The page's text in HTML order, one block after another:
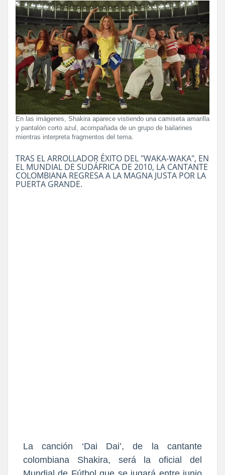
En las imágenes, Shakira aparece vistiendo una camiseta amarilla
y pantalón corto azul, acompañada de un grupo de bailarines
mientras interpreta fragmentos del tema.
TRAS EL ARROLLADOR ÉXITO DEL "WAKA-WAKA", EN
EL MUNDIAL DE SUDÁFRICA DE 2010, LA CANTANTE
COLOMBIANA REGRESA A LA MAGNA JUSTA POR LA
PUERTA GRANDE.
La canción ‘Dai Dai’, de la cantante
colombiana Shakira, será la oficial del